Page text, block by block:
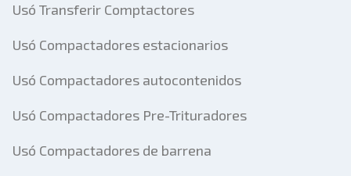
Usó Transferir Comptactores
Usó Compactadores estacionarios
Usó Compactadores autocontenidos
Usó Compactadores Pre-Trituradores
Usó Compactadores de barrena